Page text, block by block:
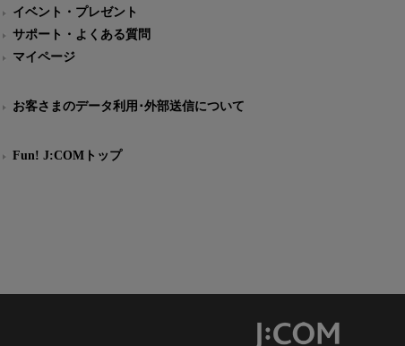
イベント・プレゼント
サポート・よくある質問
マイページ
お客さまのデータ利用･外部送信について
Fun! J:COMトップ